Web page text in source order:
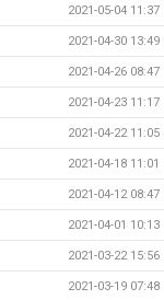
2021-05-04 11:37
2021-04-30 13:49
2021-04-26 08:47
2021-04-23 11:17
2021-04-22 11:05
2021-04-18 11:01
2021-04-12 08:47
2021-04-01 10:13
2021-03-22 15:56
2021-03-19 07:48